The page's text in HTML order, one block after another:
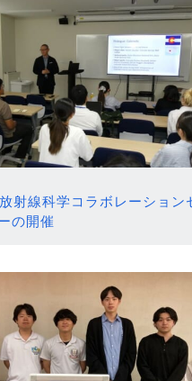
射線科学コラボレーション
の開催